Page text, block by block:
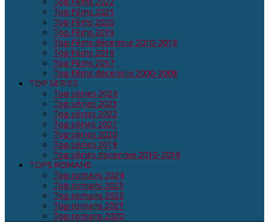
Top Films 2021
Top Films 2020
Top Films 2019
Top Films décennie 2010-2019
Top Films 2018
Top Films 2017
Top Films décennie 2000-2009
TOP SERIES
Top séries 2024
Top séries 2023
Top séries 2022
Top séries 2021
Top séries 2020
Top séries 2019
Top séries décennie 2010-2019
TOPS ROMANS
Top romans 2024
Top romans 2023
Top romans 2022
Top romans 2021
Top romans 2020